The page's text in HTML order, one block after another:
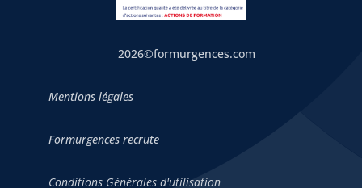
2026©formurgences.com
Mentions légales
Formurgences recrute
Conditions Générales d'utilisation